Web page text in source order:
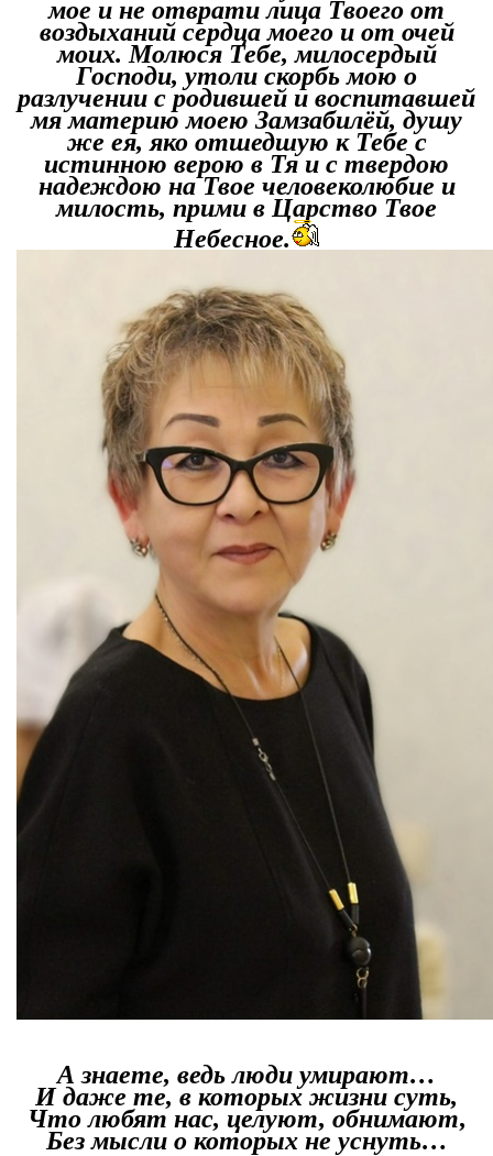
мое и не отврати лица Твоего от
воздыханий сердца моего и от очей
моих. Молюся Тебе, милосердый
Господи, утоли скорбь мою о
разлучении с родившей и воспитавшей
мя материю моею Замзабилёй, душу
же ея, яко отшедшую к Тебе с
истинною верою в Тя и с твердою
надеждою на Твое человеколюбие и
милость, прими в Царство Твое
Небесное.
А знаете, ведь люди умирают…
И даже те, в которых жизни суть,
Что любят нас, целуют, обнимают,
Без мысли о которых не уснуть…